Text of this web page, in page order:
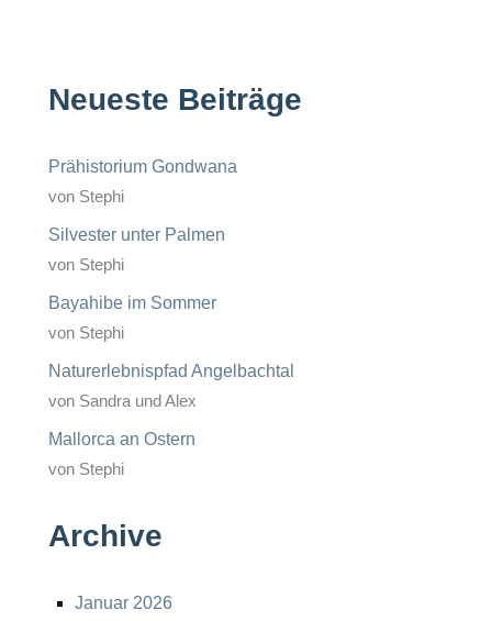
Neueste Beiträge
Prähistorium Gondwana
von Stephi
Silvester unter Palmen
von Stephi
Bayahibe im Sommer
von Stephi
Naturerlebnispfad Angelbachtal
von Sandra und Alex
Mallorca an Ostern
von Stephi
Archive
Januar 2026